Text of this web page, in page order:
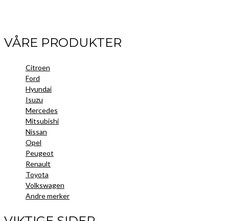
VÅRE PRODUKTER
Citroen
Ford
Hyundai
Isuzu
Mercedes
Mitsubishi
Nissan
Opel
Peugeot
Renault
Toyota
Volkswagen
Andre merker